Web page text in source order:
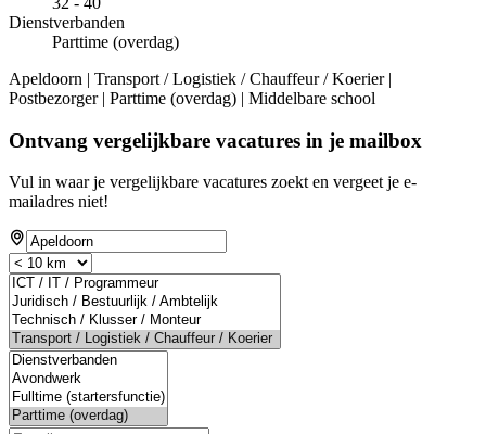
Dienstverbanden
Parttime (overdag)
Apeldoorn | Transport / Logistiek / Chauffeur / Koerier |
Postbezorger | Parttime (overdag) | Middelbare school
Ontvang vergelijkbare vacatures in je mailbox
Vul in waar je vergelijkbare vacatures zoekt en vergeet je e-
mailadres niet!